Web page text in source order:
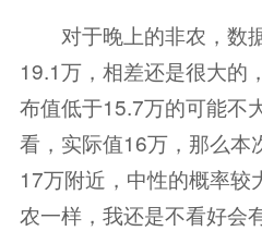
对于晚上的非农，数
19.1万，相差还是很大的
布值低于15.7万的可能不
看，实际值16万，那么本
17万附近，中性的概率较
农一样，我还是不看好会